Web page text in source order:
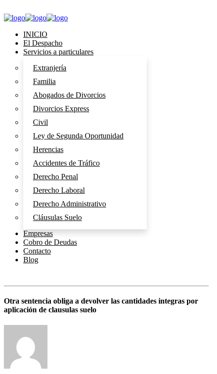
INICIO
El Despacho
Servicios a particulares
Extranjería
Familia
Abogados de Divorcios
Divorcios Express
Civil
Ley de Segunda Oportunidad
Herencias
Accidentes de Tráfico
Derecho Penal
Derecho Laboral
Derecho Administrativo
Cláusulas Suelo
Empresas
Cobro de Deudas
Contacto
Blog
Otra sentencia obliga a devolver las cantidades integras por
aplicación de clausulas suelo